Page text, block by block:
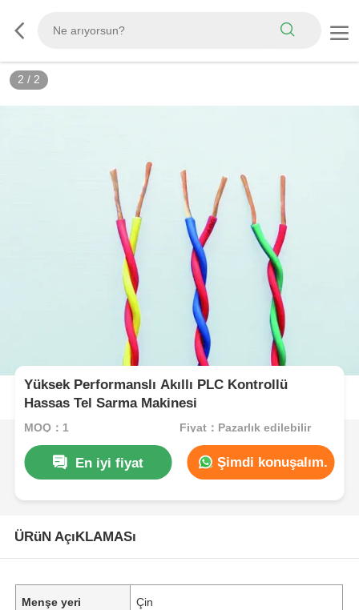
2 / 2
Yüksek Performanslı Akıllı PLC Kontrollü
Hassas Tel Sarma Makinesi
MOQ：1 Fiyat：Pazarlık edilebilir
En iyi fiyat Şimdi konuşalım.
ÜRüN AçıKLAMASı
Menşe yeri Çin